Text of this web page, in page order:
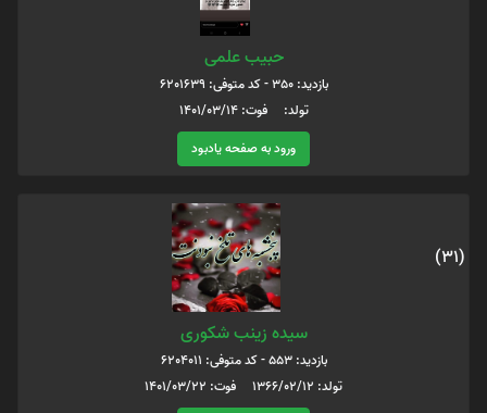
حبیب علمی
بازدید: 350 - کد متوفی: 6201639
تولد: فوت: 1401/03/14
ورود به صفحه یادبود
(31)
سیده زینب شکوری
بازدید: 553 - کد متوفی: 6204011
تولد: 1366/02/12 فوت: 1401/03/22